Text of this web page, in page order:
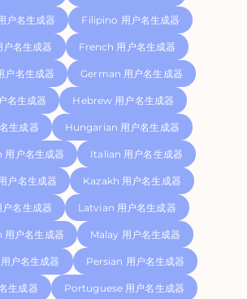
户名生成器 Filipino 用户名生成器
名生成器 French 用户名生成器
名生成器 German 用户名生成器
名生成器 Hebrew 用户名生成器
生成器 Hungarian 用户名生成器
户名生成器 Italian 用户名生成器
户名生成器 Kazakh 用户名生成器
名生成器 Latvian 用户名生成器
户名生成器 Malay 用户名生成器
户名生成器 Persian 用户名生成器
生成器 Portuguese 用户名生成器